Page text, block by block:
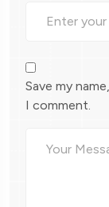
Save my
I comment.